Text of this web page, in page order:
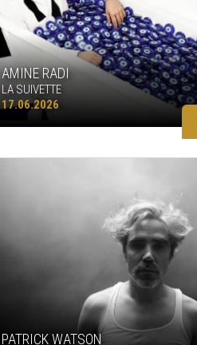
AMINE RADI
LA SUIVETTE
17.06.2026
PATRICK WATSON